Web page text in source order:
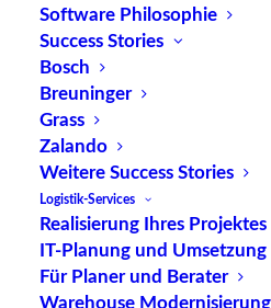
Software Philosophie
Success Stories
Bosch
Breuninger
Grass
Zalando
Weitere Success Stories
Logistik-Services
Realisierung Ihres Projektes
IT-Planung und Umsetzung
Für Planer und Berater
Warehouse Modernisierung
Markt umfasst. Eine
diesem Prozess ist der Actor,
Englischen, der eine
Umsetzung und
spielt.
In einem breiten Kontext
nicht nur einzelne
technologische
Automatisierungstechnik.